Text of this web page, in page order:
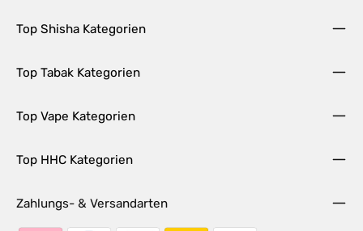
Top Shisha Kategorien
Top Tabak Kategorien
Top Vape Kategorien
Top HHC Kategorien
Zahlungs- & Versandarten